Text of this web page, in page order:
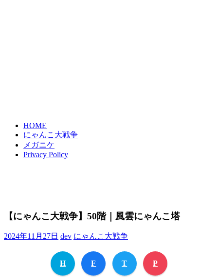
HOME
にゃんこ大戦争
メガニケ
Privacy Policy
【にゃんこ大戦争】50階｜風雲にゃんこ塔
2024年11月27日 dev にゃんこ大戦争
H F T P